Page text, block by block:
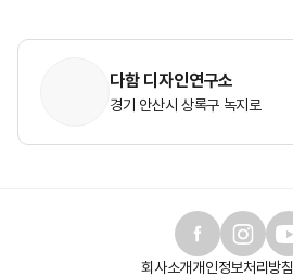
다함 디자인연구소
경기 안산시 상록구 녹지로
회사소개개인정보처리방침